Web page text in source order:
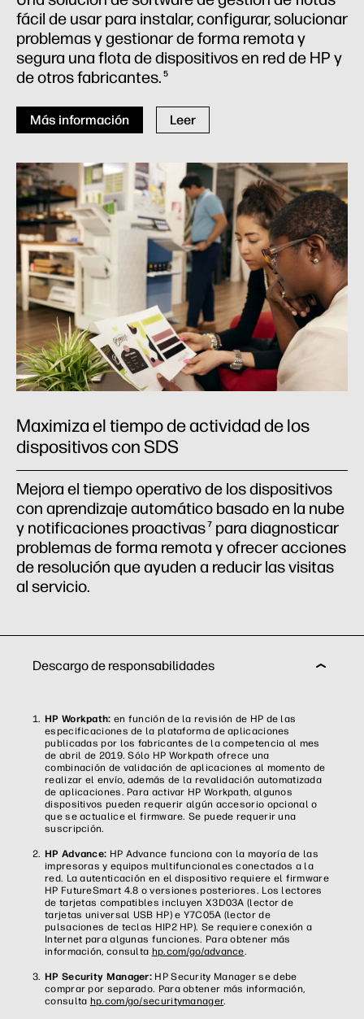
fácil de usar para instalar, configurar, solucionar
problemas y gestionar de forma remota y
segura una flota de dispositivos en red de HP y
de otros fabricantes. 5
Más información Leer
Maximiza el tiempo de actividad de los
dispositivos con SDS
Mejora el tiempo operativo de los dispositivos
con aprendizaje automático basado en la nube
y notificaciones proactivas7 para diagnosticar
problemas de forma remota y ofrecer acciones
de resolución que ayuden a reducir las visitas
al servicio.
Descargo de responsabilidades
HP Workpath: en función de la revisión de HP de las
especificaciones de la plataforma de aplicaciones
publicadas por los fabricantes de la competencia al mes
de abril de 2019. Sólo HP Workpath ofrece una
combinación de validación de aplicaciones al momento de
realizar el envío, además de la revalidación automatizada
de aplicaciones. Para activar HP Workpath, algunos
dispositivos pueden requerir algún accesorio opcional o
que se actualice el firmware. Se puede requerir una
suscripción.
HP Advance: HP Advance funciona con la mayoría de las
impresoras y equipos multifuncionales conectados a la
red. La autenticación en el dispositivo requiere el firmware
HP FutureSmart 4.8 o versiones posteriores. Los lectores
de tarjetas compatibles incluyen X3D03A (lector de
tarjetas universal USB HP) e Y7C05A (lector de
pulsaciones de teclas HIP2 HP). Se requiere conexión a
Internet para algunas funciones. Para obtener más
información, consulta hp.com/go/advance.
HP Security Manager: HP Security Manager se debe
comprar por separado. Para obtener más información,
consulta hp.com/go/securitymanager.